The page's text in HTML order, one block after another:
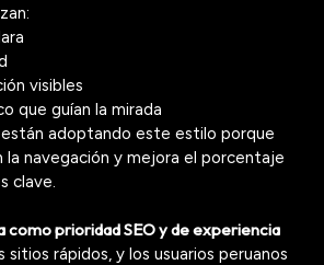
visibles
que guían la mirada
están adoptando este estilo porque
la navegación y mejora el porcentaje
clave.
como prioridad SEO y de experiencia
rápidos, y los usuarios peruanos